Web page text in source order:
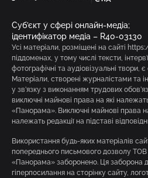
Суб’єкт у сфері онлайн-медіа;
ідентифікатор медіа – R40-03130
Усі матеріали, розміщені на сайті
піддоменах, у тому числі тексти,
фотографічні та аудіовізуальні твори,
Матеріали, створені журналістами та
у зв’язку з виконанням трудових
виключні майнові права на які
«Панорама». Виключні майнові права
належать редакції на підставі
Використання будь-яких матеріалів
попереднього письмового дозволу ТОВ
«Панорама» заборонено. Ця заборона
гіперпосилання на сторінку сайту,